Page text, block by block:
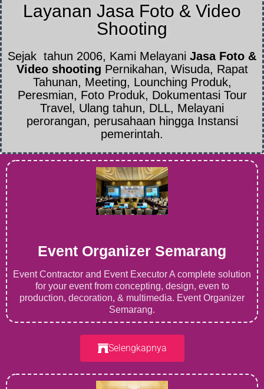
Layanan Jasa Foto & Video
Shooting
Sejak tahun 2006, Kami Melayani Jasa Foto &
Video shooting Pernikahan, Wisuda, Rapat
Tahunan, Meeting, Lounching Produk,
Peresmian, Foto Produk, Dokumentasi Tour
Travel, Ulang tahun, DLL, Melayani
perorangan, perusahaan hingga Instansi
pemerintah.
Event Organizer Semarang
Event Contractor and Event Executor A complete solution
for your event from concepting, design, even to
production, decoration, & multimedia. Event Organizer
Semarang.
Selengkapnya